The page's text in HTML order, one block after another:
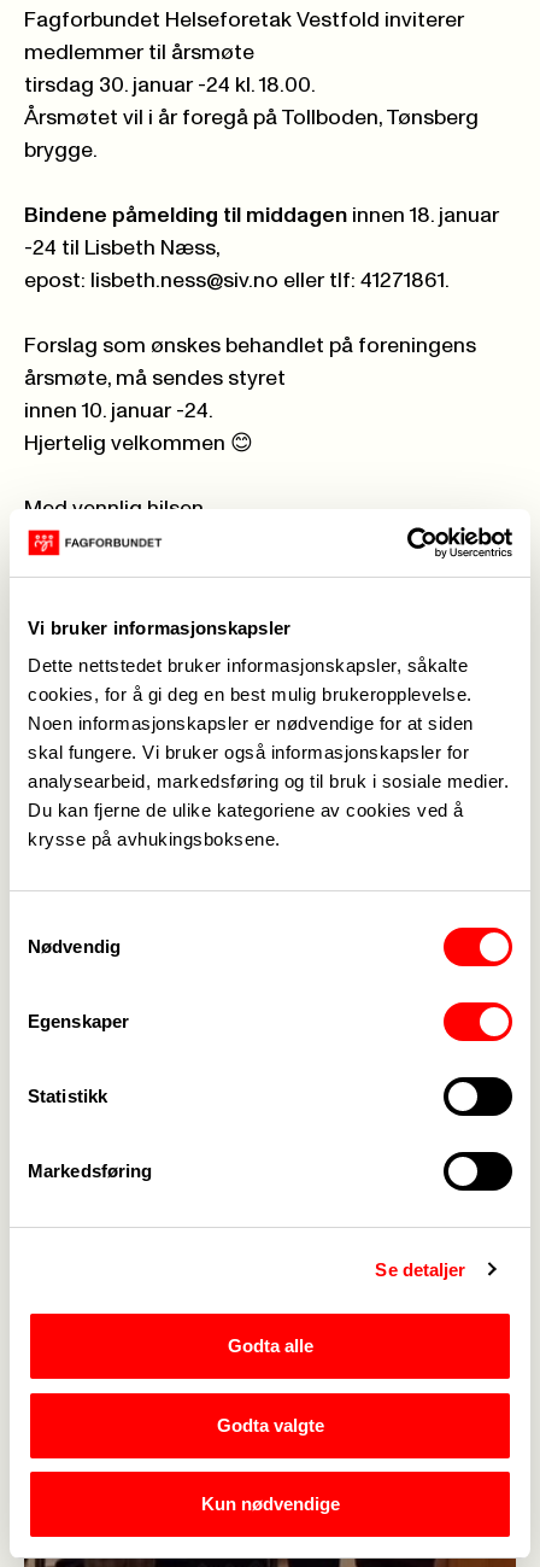
Vi bruker informasjonskapsler
Dette nettstedet bruker informasjonskapsler, såkalte
cookies, for å gi deg en best mulig brukeropplevelse.
Noen informasjonskapsler er nødvendige for at siden
skal fungere. Vi bruker også informasjonskapsler for
analysearbeid, markedsføring og til bruk i sosiale medier.
Du kan fjerne de ulike kategoriene av cookies ved å
krysse på avhukingsboksene.
Nødvendig
Egenskaper
Statistikk
Markedsføring
Se detaljer
Godta alle
Godta valgte
Kun nødvendige
Fagforbundet Helseforetak Vestfold inviterer
medlemmer til årsmøte
tirsdag 30. januar -24 kl. 18.00.
Årsmøtet vil i år foregå på Tollboden, Tønsberg
brygge.
Bindene påmelding til middagen innen 18. januar
-24 til Lisbeth Næss,
epost: lisbeth.ness@siv.no eller tlf: 41271861.
Forslag som ønskes behandlet på foreningens
årsmøte, må sendes styret
innen 10. januar -24.
Hjertelig velkommen 😊
Med vennlig hilsen
Styret
Fagforbundet Helseforetak Vestfold